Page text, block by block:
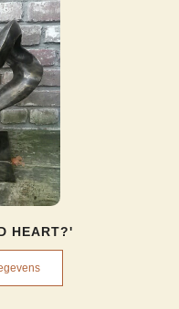
HEART?'